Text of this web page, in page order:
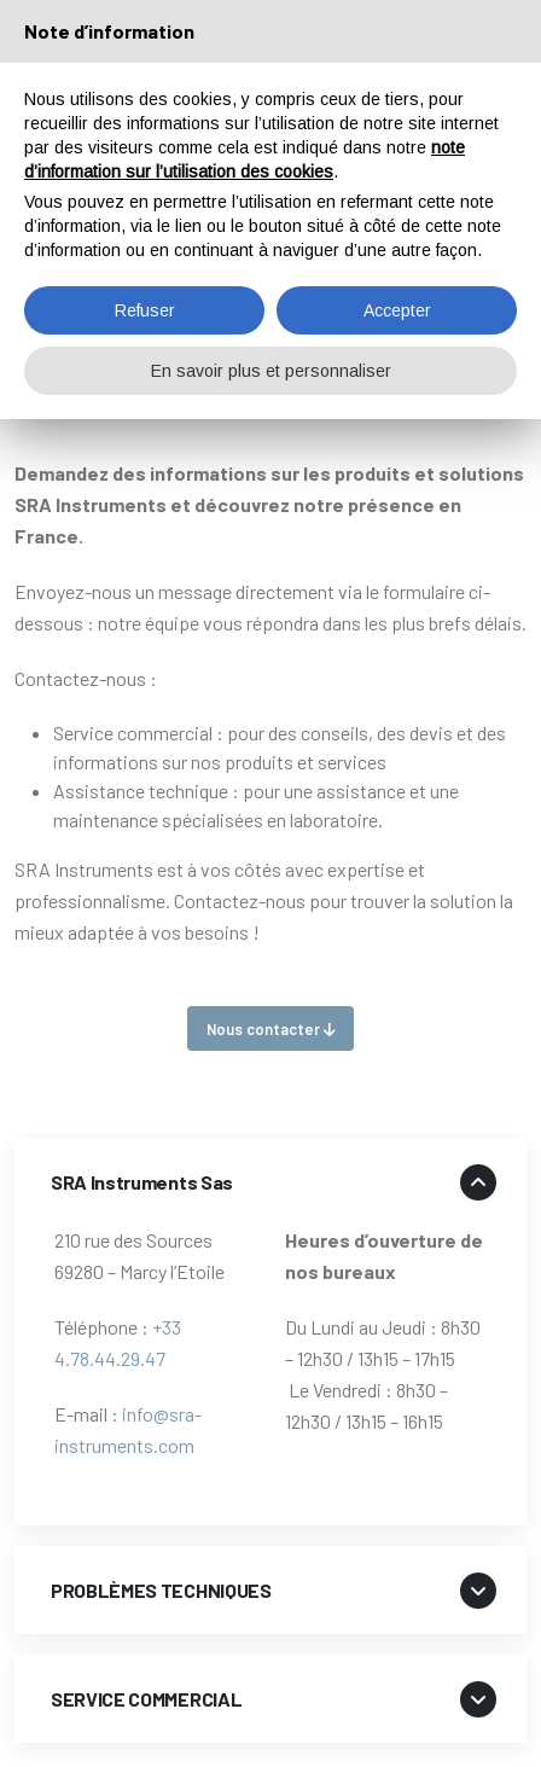
Français +33 4.78.44.29.47
CONTACTS
HOME CONTACTS
Demandez des informations sur les produits et solutions
SRA Instruments et découvrez notre présence en
France.
Envoyez-nous un message directement via le formulaire ci-
dessous : notre équipe vous répondra dans les plus brefs délais.
Contactez-nous :
Service commercial : pour des conseils, des devis et des
informations sur nos produits et services
Assistance technique : pour une assistance et une
maintenance spécialisées en laboratoire.
SRA Instruments est à vos côtés avec expertise et
professionnalisme. Contactez-nous pour trouver la solution la
mieux adaptée à vos besoins !
Nous contacter
SRA Instruments Sas
210 rue des Sources
69280 – Marcy l’Etoile
Téléphone : +33
4.78.44.29.47
E-mail : info@sra-
instruments.com
Heures d’ouverture de
nos bureaux
Du Lundi au Jeudi : 8h30
– 12h30 / 13h15 – 17h15
Le Vendredi : 8h30 –
12h30 / 13h15 – 16h15
PROBLÈMES TECHNIQUES
SERVICE COMMERCIAL
Note d’information
Nous utilisons des cookies, y compris ceux de tiers, pour
recueillir des informations sur l’utilisation de notre site internet
par des visiteurs comme cela est indiqué dans notre note
d’information sur l’utilisation des cookies.
Vous pouvez en permettre l’utilisation en refermant cette note
d’information, via le lien ou le bouton situé à côté de cette note
d’information ou en continuant à naviguer d’une autre façon.
Refuser Accepter
En savoir plus et personnaliser